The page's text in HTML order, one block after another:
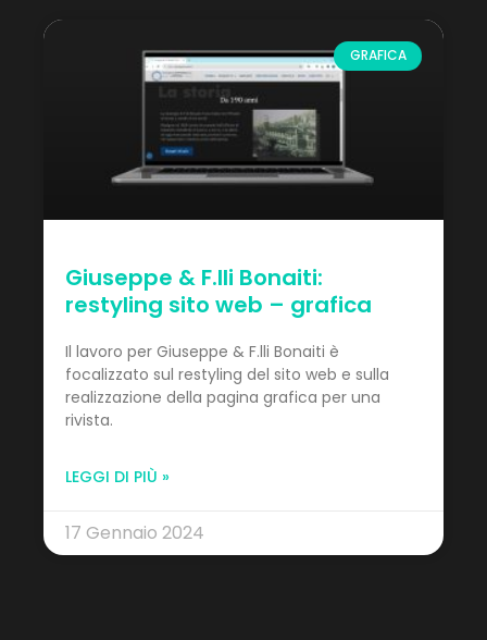
GRAFICA
Giuseppe & F.lli Bonaiti:
restyling sito web – grafica
Il lavoro per Giuseppe & F.lli Bonaiti è
focalizzato sul restyling del sito web e sulla
realizzazione della pagina grafica per una
rivista.
LEGGI DI PIÙ »
17 Gennaio 2024